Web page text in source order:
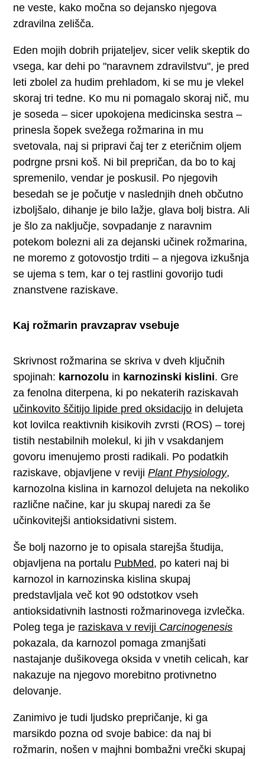
ne veste, kako močna so dejansko njegova
zdravilna zelišča.
Eden mojih dobrih prijateljev, sicer velik skeptik do
vsega, kar dehi po "naravnem zdravilstvu", je pred
leti zbolel za hudim prehladom, ki se mu je vlekel
skoraj tri tedne. Ko mu ni pomagalo skoraj nič, mu
je soseda – sicer upokojena medicinska sestra –
prinesla šopek svežega rožmarina in mu
svetovala, naj si pripravi čaj ter z eteričnim oljem
podrgne prsni koš. Ni bil prepričan, da bo to kaj
spremenilo, vendar je poskusil. Po njegovih
besedah se je počutje v naslednjih dneh občutno
izboljšalo, dihanje je bilo lažje, glava bolj bistra. Ali
je šlo za naključje, sovpadanje z naravnim
potekom bolezni ali za dejanski učinek rožmarina,
ne moremo z gotovostjo trditi – a njegova izkušnja
se ujema s tem, kar o tej rastlini govorijo tudi
znanstvene raziskave.
Kaj rožmarin pravzaprav vsebuje
Skrivnost rožmarina se skriva v dveh ključnih
spojinah: karnozolu in karnozinski kislini. Gre
za fenolna diterpena, ki po nekaterih raziskavah
učinkovito ščitijo lipide pred oksidacijo in delujeta
kot lovilca reaktivnih kisikovih zvrsti (ROS) – torej
tistih nestabilnih molekul, ki jih v vsakdanjem
govoru imenujemo prosti radikali. Po podatkih
raziskave, objavljene v revijiPlant Physiology,
karnozolna kislina in karnozol delujeta na nekoliko
različne načine, kar ju skupaj naredi za še
učinkovitejši antioksidativni sistem.
Še bolj nazorno je to opisala starejša študija,
objavljena na portalu PubMed, po kateri naj bi
karnozol in karnozinska kislina skupaj
predstavljala več kot 90 odstotkov vseh
antioksidativnih lastnosti rožmarinovega izvlečka.
Poleg tega je raziskava v reviji Carcinogenesis
pokazala, da karnozol pomaga zmanjšati
nastajanje dušikovega oksida v vnetih celicah, kar
nakazuje na njegovo morebitno protivnetno
delovanje.
Zanimivo je tudi ljudsko prepričanje, ki ga
marsikdo pozna od svoje babice: da naj bi
rožmarin, nošen v majhni bombažni vrečki skupaj